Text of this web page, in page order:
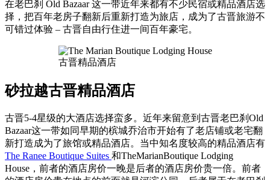
在老巴刹 Old Bazaar 这一带近年来都有不少民宿或精品酒店选
择，把百年老房子翻新后重新打造为旅店，成为了古晋旅游不
可错过体验 – 古晋自由行住进一间百年豪宅。
古晋精品酒店
砂拉越古晋精品酒店
古晋5-4星级的大酒店选择蛮多。近年来留意到古晋老巴刹Old
Bazaar这一带如同早期的槟城乔治市开始有了老店铺或老宅翻
新打造成为了旅馆或精品酒店。当中知名度较高的精品酒店有
The Ranee Boutique Suites 和TheMarianBoutique Lodging
House，前者的酒店房价一晚是后者的酒店房价贵一倍。前者